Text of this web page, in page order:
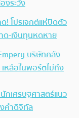
งระวัง
! โปรเจกต์แห่ปิดตัว
ด-เงินทุนหดหาย
บริษัทคลัง
หลือในพอร์ตไม่ถึง
เศรษฐศาสตร์แนว
คำดิจิทัล